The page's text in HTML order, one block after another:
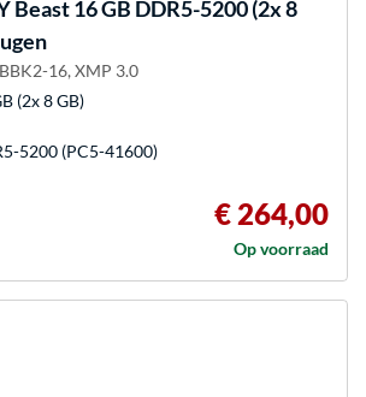
Beast 16 GB DDR5-5200 (2x 8
16, XMP 3.0
(2x 8 GB)
5200 (PC5-41600)
€ 264,00
Op voorraad